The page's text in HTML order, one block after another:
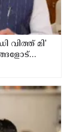
വിത്ത് മി'